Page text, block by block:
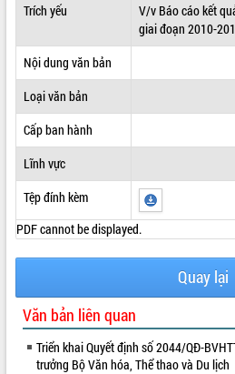
VĂN BẢN HĐND TỈNH
ĐIỂM TIN VĂN BẢN
Trích yếu
V/v Báo cáo kết
giai đoạn 2010-
Nội dung văn bản
Loại văn bản
Cấp ban hành
Lĩnh vực
Tệp đính kèm
PDF cannot be displayed.
Quay lại
Văn bản liên quan
Triển khai Quyết định số 2044/QĐ-
trưởng Bộ Văn hóa, Thể thao và Du lịch